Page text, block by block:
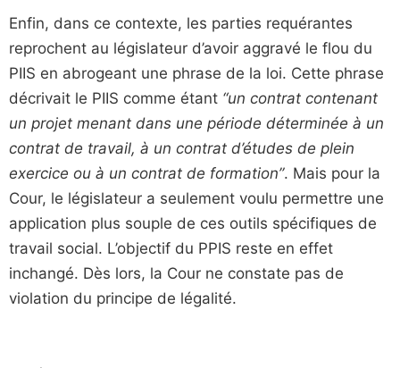
Enfin, dans ce contexte, les parties requérantes
reprochent au législateur d’avoir aggravé le flou du
PIIS en abrogeant une phrase de la loi. Cette phrase
décrivait le PIIS comme étant “un contrat contenant
un projet menant dans une période déterminée à un
contrat de travail, à un contrat d’études de plein
exercice ou à un contrat de formation”. Mais pour la
Cour, le législateur a seulement voulu permettre une
application plus souple de ces outils spécifiques de
travail social. L’objectif du PPIS reste en effet
inchangé. Dès lors, la Cour ne constate pas de
violation du principe de légalité.